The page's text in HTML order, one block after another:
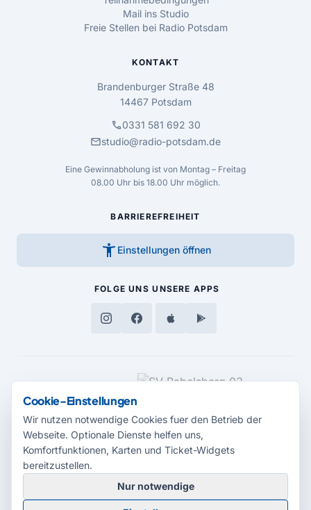
Mail ins Studio
Freie Stellen bei Radio Potsdam
KONTAKT
Brandenburger Straße 48
14467 Potsdam
call0331 581 692 30
mailstudio@radio-potsdam.de
Eine Gewinnabholung ist von Montag – Freitag
08.00 Uhr bis 18.00 Uhr möglich.
BARRIEREFREIHEIT
accessibility_new Einstellungen öffnen
FOLGE UNS UNSERE APPS
MEDIENPARTNER
© 2026 Radio Potsdam. Webseite entwickelt durch dieMedienagentur
Cookie-Einstellungen
Wir nutzen notwendige Cookies fuer den Betrieb der
Webseite. Optionale Dienste helfen uns,
Komfortfunktionen, Karten und Ticket-Widgets
bereitzustellen.
Nur notwendige